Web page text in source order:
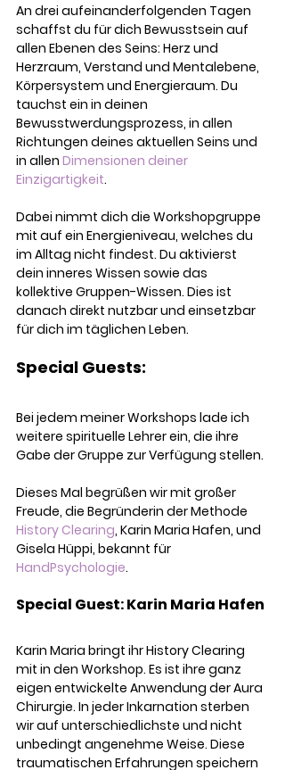
An drei aufeinanderfolgenden Tagen
schaffst du für dich Bewusstsein auf
allen Ebenen des Seins: Herz und
Herzraum, Verstand und Mentalebene,
Körpersystem und Energieraum. Du
tauchst ein in deinen
Bewusstwerdungsprozess, in allen
Richtungen deines aktuellen Seins und
in allen Dimensionen deiner
Einzigartigkeit.
Dabei nimmt dich die Workshopgruppe
mit auf ein Energieniveau, welches du
im Alltag nicht findest. Du aktivierst
dein inneres Wissen sowie das
kollektive Gruppen-Wissen. Dies ist
danach direkt nutzbar und einsetzbar
für dich im täglichen Leben.
Special Guests:
Bei jedem meiner Workshops lade ich
weitere spirituelle Lehrer ein, die ihre
Gabe der Gruppe zur Verfügung stellen.
Dieses Mal begrüßen wir mit großer
Freude, die Begründerin der Methode
History Clearing, Karin Maria Hafen, und
Gisela Hüppi, bekannt für
HandPsychologie.
Special Guest: Karin Maria Hafen
Karin Maria bringt ihr History Clearing
mit in den Workshop. Es ist ihre ganz
eigen entwickelte Anwendung der Aura
Chirurgie. In jeder Inkarnation sterben
wir auf unterschiedlichste und nicht
unbedingt angenehme Weise. Diese
traumatischen Erfahrungen speichern